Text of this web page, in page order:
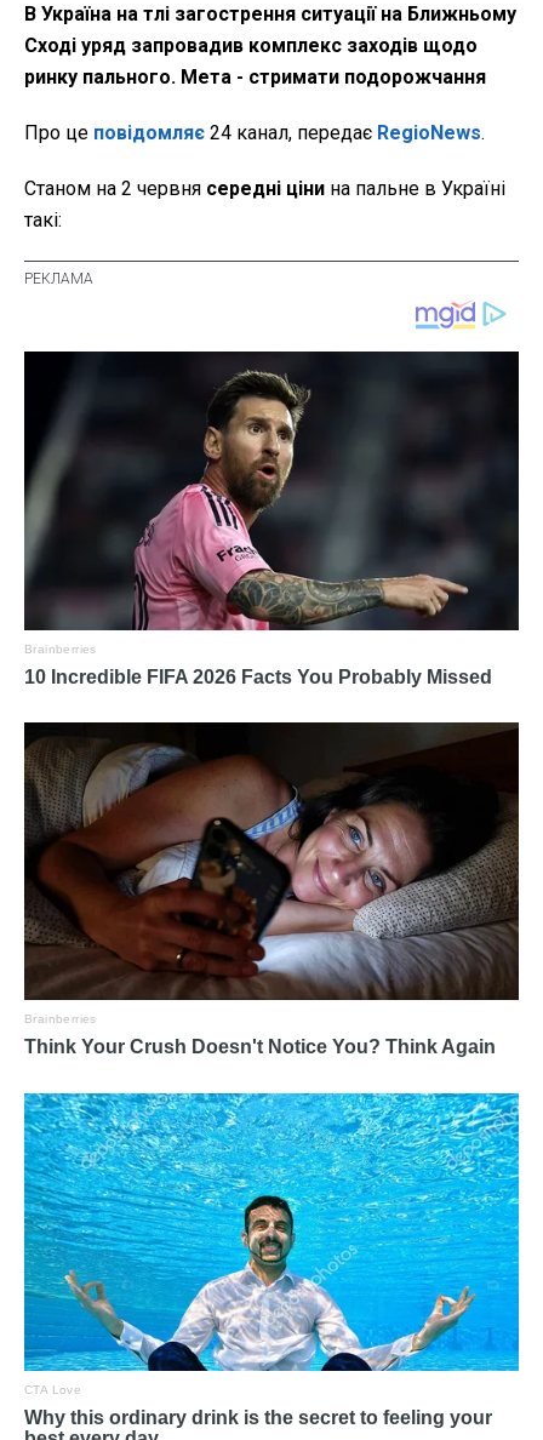
В Україна на тлі загострення ситуації на Ближньому
Сході уряд запровадив комплекс заходів щодо
ринку пального. Мета - стримати подорожчання
Про це повідомляє 24 канал, передає RegioNews.
Станом на 2 червня середні ціни на пальне в Україні
такі: